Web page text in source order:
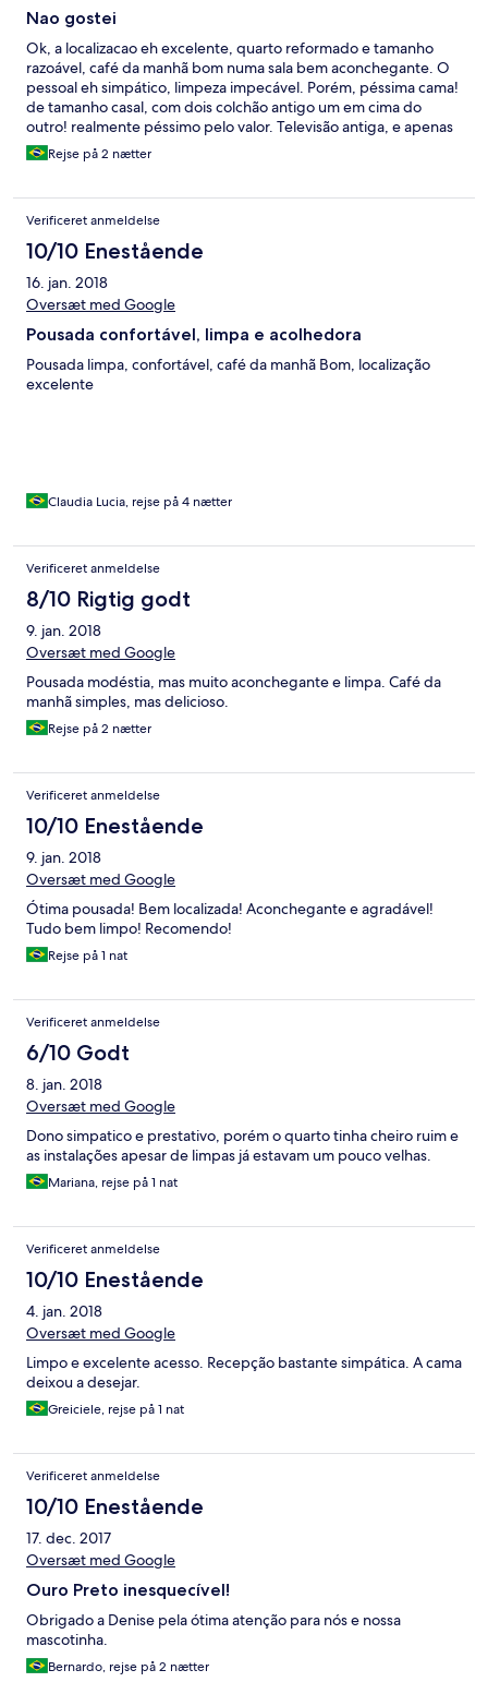
Nao gostei
Ok, a localizacao eh excelente, quarto reformado e tamanho
razoável, café da manhã bom numa sala bem aconchegante. O
pessoal eh simpático, limpeza impecável. Porém, péssima cama!
de tamanho casal, com dois colchão antigo um em cima do
outro! realmente péssimo pelo valor. Televisão antiga, e apenas
uma cadeira e uma mesa pequenina.
Rejse på 2 nætter
Verificeret anmeldelse
10/10 Enestående
16. jan. 2018
Oversæt med Google
Pousada confortável, limpa e acolhedora
Pousada limpa, confortável, café da manhã Bom, localização
excelente
Claudia Lucia, rejse på 4 nætter
Verificeret anmeldelse
8/10 Rigtig godt
9. jan. 2018
Oversæt med Google
Pousada modéstia, mas muito aconchegante e limpa. Café da
manhã simples, mas delicioso.
Rejse på 2 nætter
Verificeret anmeldelse
10/10 Enestående
9. jan. 2018
Oversæt med Google
Ótima pousada! Bem localizada! Aconchegante e agradável!
Tudo bem limpo! Recomendo!
Rejse på 1 nat
Verificeret anmeldelse
6/10 Godt
8. jan. 2018
Oversæt med Google
Dono simpatico e prestativo, porém o quarto tinha cheiro ruim e
as instalações apesar de limpas já estavam um pouco velhas.
Mariana, rejse på 1 nat
Verificeret anmeldelse
10/10 Enestående
4. jan. 2018
Oversæt med Google
Limpo e excelente acesso. Recepção bastante simpática. A cama
deixou a desejar.
Greiciele, rejse på 1 nat
Verificeret anmeldelse
10/10 Enestående
17. dec. 2017
Oversæt med Google
Ouro Preto inesquecível!
Obrigado a Denise pela ótima atenção para nós e nossa
mascotinha.
Bernardo, rejse på 2 nætter